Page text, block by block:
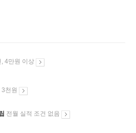
4만원 이상
천원
전월 실적 조건 없음